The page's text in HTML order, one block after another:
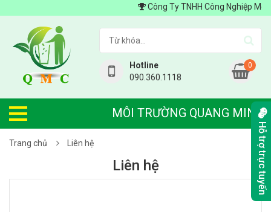
Công Ty TNHH Công Nghiệp
Hotline
090.360.1118
0
MÔI TRƯỜNG QUANG MINH
Trang chủ Liên hệ
Liên hệ Hỗ trợ trực tuyến